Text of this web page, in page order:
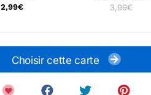
2,99€ 3,99€
Choisir cette carte